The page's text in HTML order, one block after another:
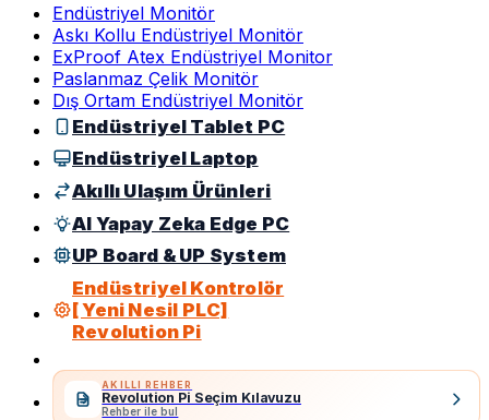
Endüstriyel Monitör
Askı Kollu Endüstriyel Monitör
ExProof Atex Endüstriyel Monitor
Paslanmaz Çelik Monitör
Dış Ortam Endüstriyel Monitör
Endüstriyel Tablet PC
Endüstriyel Laptop
Akıllı Ulaşım Ürünleri
AI Yapay Zeka Edge PC
UP Board & UP System
Endüstriyel Kontrolör
[ Yeni Nesil PLC]
Revolution Pi
AKILLI REHBER
Revolution Pi Seçim Kılavuzu
Rehber ile bul